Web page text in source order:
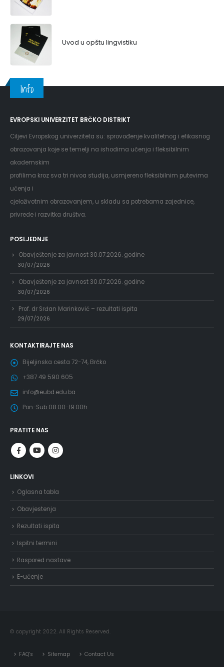
Uvod u opštu lingvistiku
Info
EVROPSKI UNIVERZITET BRČKO DISTRIKT
Ciljevi Evropskog univerziteta su: sprovođenje kvalitetnog i efikasnog
obrazovanja koje se temelji na ishodima učenja i fleksibilnim
akademskim
profilima kroz sva tri nivoa studija, usmjereno fleksibilnim putevima
učenja i
cjeloživotnim obrazovanjem, u skladu sa potrebama zajednice,
privrede i razvitka društva.
POSLJEDNJE
Obavještenje za javnost 30.07.2026. godine
30/07/2026
Obavještenje za javnost 30.07.2026. godine
30/07/2026
Prof. dr Srđan Marinković – rezultati ispita
29/07/2026
KONTAKTIRAJTE NAS
Bijeljinska cesta 72-74, Brčko
+387 49 590 605
info@eubd.edu.ba
Pon-Sub 08.00-19.00h
PRATITE NAS
LINKOVI
Oglasna tabla
Obavjestenja
Rezultati ispita
Ispitni termini
Raspored nastave
E-učenje
© copyright 2022. All Rights Reserved.
FAQ’s Sitemap Contact Us